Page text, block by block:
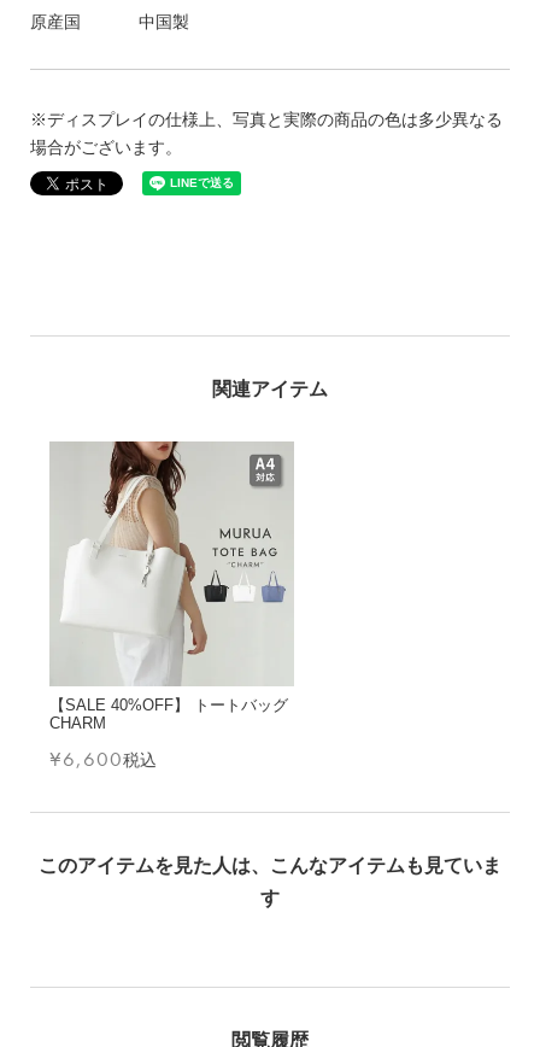
原産国
中国製
※ディスプレイの仕様上、写真と実際の商品の色は多少異なる
場合がございます。
【SALE 40%OFF】 トートバッグ
CHARM
¥6,600税込